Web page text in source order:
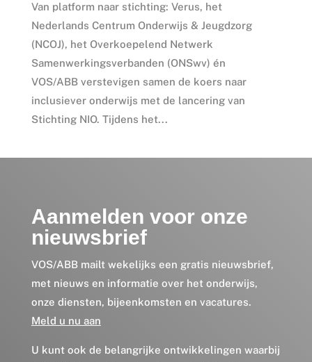
Van platform naar stichting: Verus, het
Nederlands Centrum Onderwijs & Jeugdzorg
(NCOJ), het Overkoepelend Netwerk
Samenwerkingsverbanden (ONSwv) én
VOS/ABB verstevigen samen de koers naar
inclusiever onderwijs met de lancering van
Stichting NIO. Tijdens het...
Aanmelden voor onze
nieuwsbrief
VOS/ABB mailt wekelijks een gratis nieuwsbrief,
met nieuws en informatie over het onderwijs,
onze diensten, bijeenkomsten en vacatures.
Meld u nu aan
U kunt ook de belangrijke ontwikkelingen waarbij